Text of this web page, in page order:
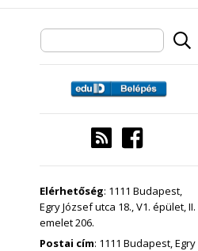
Elérhetőség: 1111 Budapest,
Egry József utca 18., V1. épület, II.
emelet 206.
Postai cím: 1111 Budapest, Egry